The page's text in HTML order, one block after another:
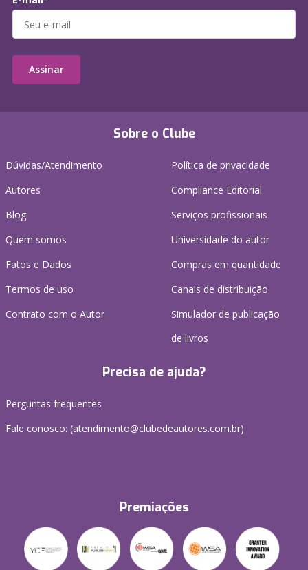
Sobre o Clube
Dúvidas/Atendimento
Autores
Blog
Quem somos
Fatos e Dados
Termos de uso
Contrato com o Autor
Política de privacidade
Compliance Editorial
Serviços profissionais
Universidade do autor
Compras em quantidade
Canais de distribuição
Simulador de publicação
de livros
Precisa de ajuda?
Perguntas frequentes
Fale conosco: (atendimento@clubedeautores.com.br)
Premiações
Assinar